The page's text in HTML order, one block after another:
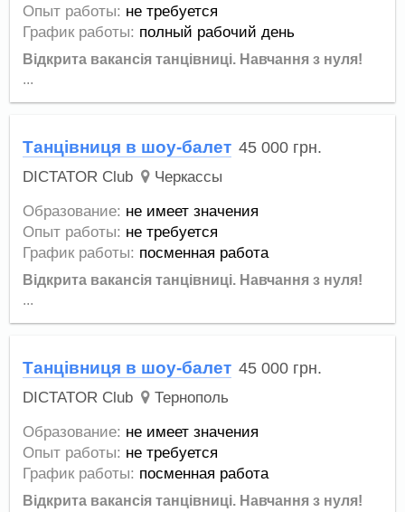
Опыт работы: не требуется
График работы: полный рабочий день
Відкрита вакансія танцівниці. Навчання з нуля!
...
Танцівниця в шоу-балет 45 000 грн.
DICTATOR Club Черкассы
Образование: не имеет значения
Опыт работы: не требуется
График работы: посменная работа
Відкрита вакансія танцівниці. Навчання з нуля!
...
Танцівниця в шоу-балет 45 000 грн.
DICTATOR Club Тернополь
Образование: не имеет значения
Опыт работы: не требуется
График работы: посменная работа
Відкрита вакансія танцівниці. Навчання з нуля!